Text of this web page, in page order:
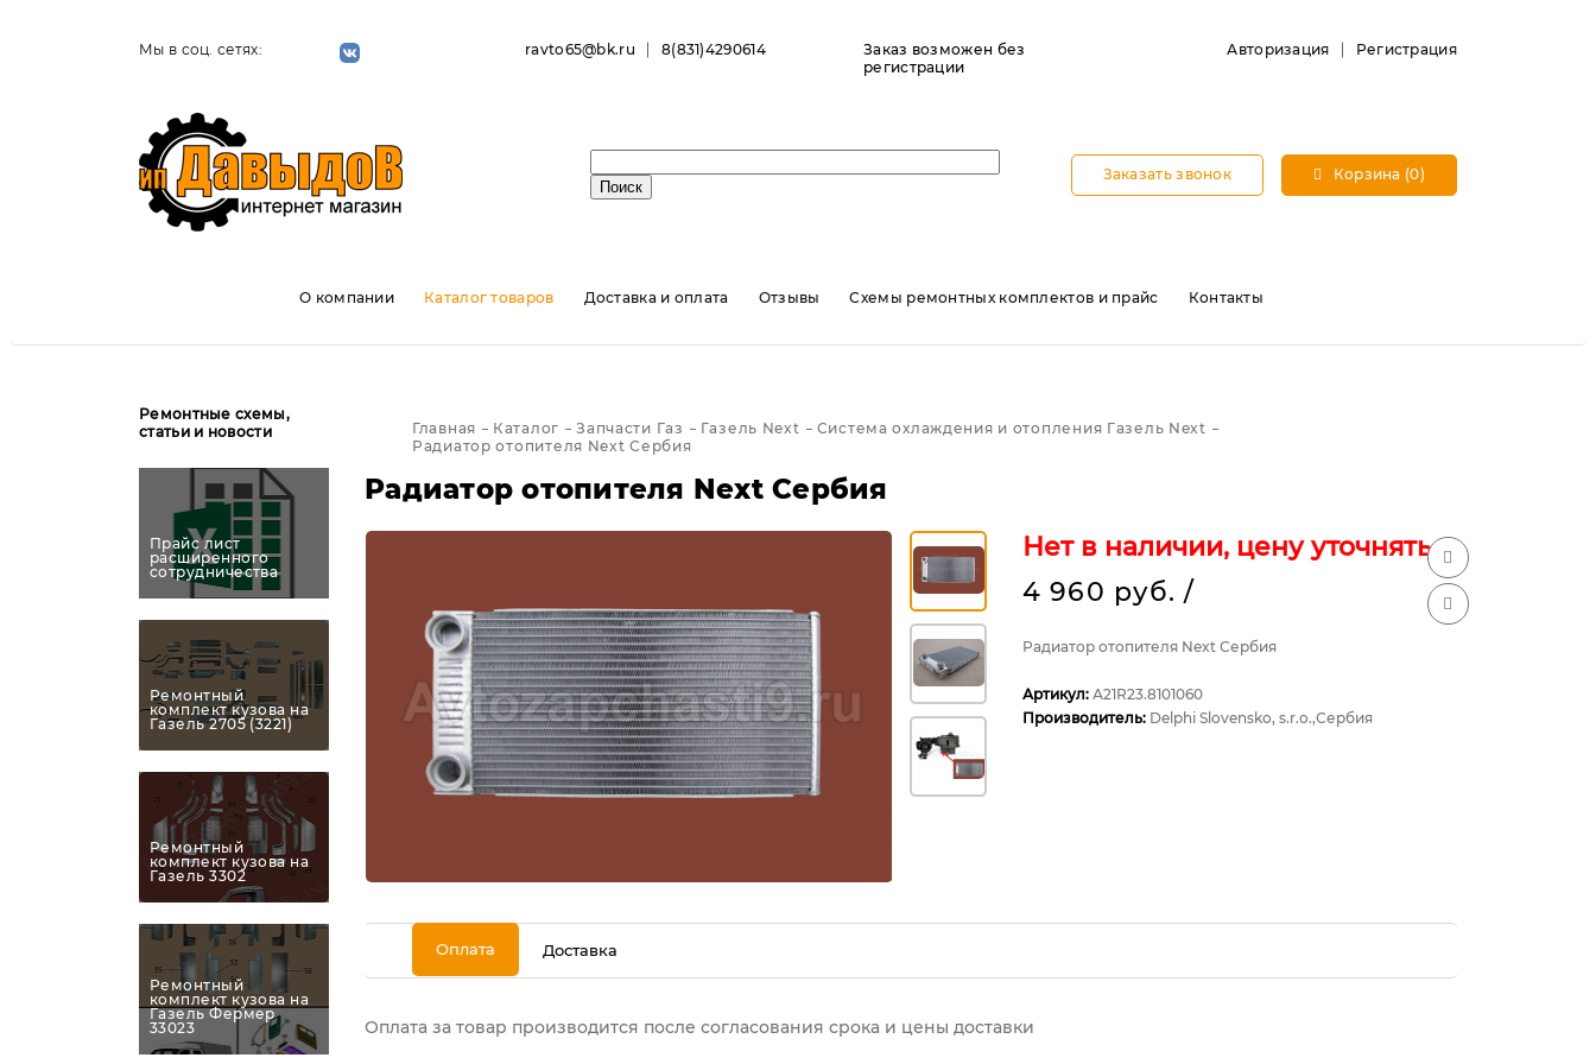
Мы в соц. сетях: ravto65@bk.ru 8(831)4290614
Заказ возможен без
регистрации
Авторизация Регистрация
Заказать звонок Корзина (0)
О компании Каталог товаров Доставка и оплата Отзывы Схемы ремонтных комплектов и прайс Контакты
Ремонтные схемы,
статьи и новости
Прайс лист
расширенного
сотрудничества
Ремонтный
комплект кузова на
Газель 2705 (3221)
Ремонтный
комплект кузова на
Газель 3302
Ремонтный
комплект кузова на
Газель Фермер
33023
Главная Каталог Запчасти Газ Газель Next
Система охлаждения и отопления Газель Next
Радиатор отопителя Next Сербия
Радиатор отопителя Next Сербия
Нет в наличии, цену уточнять
4 960 руб. /
Радиатор отопителя Next Сербия
Артикул:А21R23.8101060
Производитель: Delphi Slovensko, s.r.o.,Сербия
Оплата Доставка
Оплата за товар производится после согласования срока и цены доставки